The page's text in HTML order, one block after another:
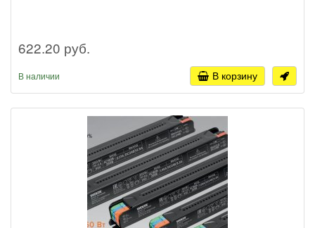
622.20 руб.
В наличии В корзину